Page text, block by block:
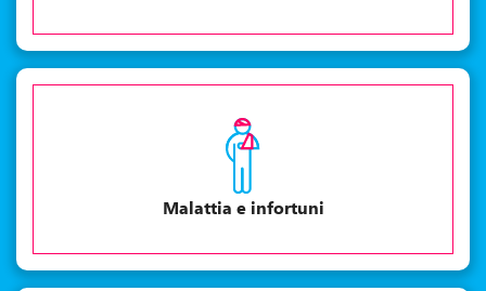
Malattia e infortuni